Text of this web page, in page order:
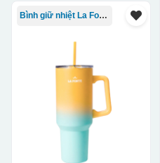
Bình giữ nhiệt La Fonte